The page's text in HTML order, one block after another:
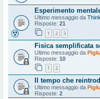
Esperimento
Ultimo messaggio da
Risposte: 21
1 2 3
Fisica semplificata
Ultimo messaggio da
Risposte: 10
1 2
Il tempo che
Ultimo messaggio da
Risposte: 2